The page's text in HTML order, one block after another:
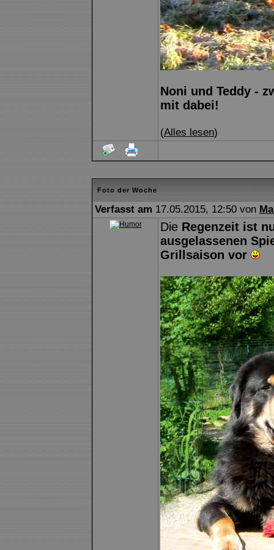
Noni und Teddy -
mit dabei!
(Alles lesen)
Foto der Woche
Verfasst am 17.05.2015, 12:50 von
Die Regenzeit ist
ausgelassenen
Grillsaison vor